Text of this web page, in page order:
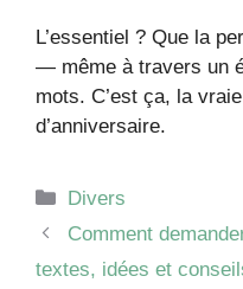
L’essentiel ? Que la
— même à travers un
mots. C’est ça, la
d’anniversaire.
Catégories
Divers
Comment
textes, idées et